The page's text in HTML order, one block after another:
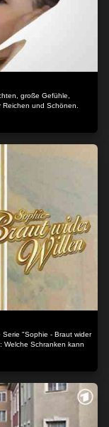
große Gefühle,
und Schönen.
"Sophie - Braut wider
Welche Schranken kann